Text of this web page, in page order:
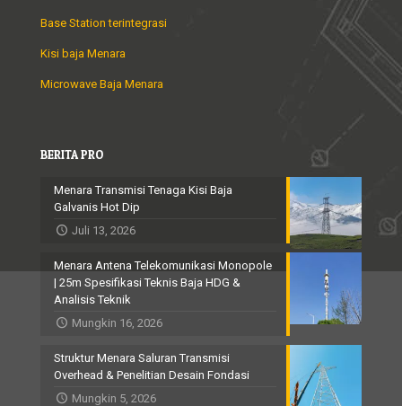
Base Station terintegrasi
Kisi baja Menara
Microwave Baja Menara
BERITA PRO
Menara Transmisi Tenaga Kisi Baja
Galvanis Hot Dip
Juli 13, 2026
Menara Antena Telekomunikasi Monopole
| 25m Spesifikasi Teknis Baja HDG &
Analisis Teknik
Mungkin 16, 2026
Struktur Menara Saluran Transmisi
Overhead & Penelitian Desain Fondasi
Mungkin 5, 2026